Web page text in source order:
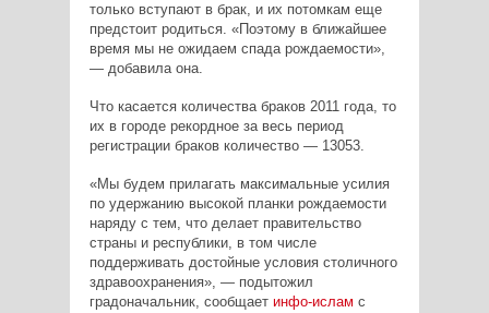
только вступают в брак, и их потомкам еще
предстоит родиться. «Поэтому в ближайшее
время мы не ожидаем спада рождаемости»,
— добавила она.
Что касается количества браков 2011 года, то
их в городе рекордное за весь период
регистрации браков количество — 13053.
«Мы будем прилагать максимальные усилия
по удержанию высокой планки рождаемости
наряду с тем, что делает правительство
страны и республики, в том числе
поддерживать достойные условия столичного
здравоохранения», — подытожил
градоначальник, сообщает инфо-ислам с